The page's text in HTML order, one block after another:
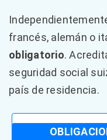
francés, alemán o
obligatorio.
seguridad social
país de residencia.